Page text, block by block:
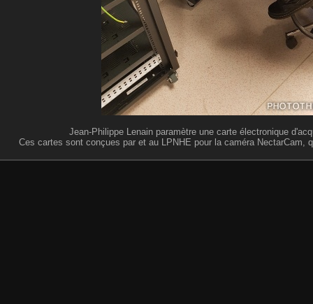
Jean-Philippe Lenain paramètre une carte électronique
Ces cartes sont conçues par et au LPNHE pour la caméra NectarCam,